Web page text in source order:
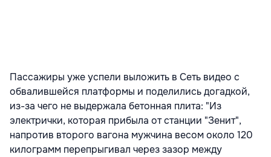
Пассажиры уже успели выложить в Сеть видео с
обвалившейся платформы и поделились догадкой,
из-за чего не выдержала бетонная плита: "Из
электрички, которая прибыла от станции "Зенит",
напротив второго вагона мужчина весом около 120
килограмм перепрыгивал через зазор между